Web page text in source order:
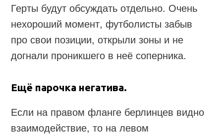
Герты будут обсуждать отдельно. Очень
нехороший момент, футболисты забыв
про свои позиции, открыли зоны и не
догнали проникшего в неё соперника.
Ещё парочка негатива.
Если на правом фланге берлинцев видно
взаимодействие, то на левом